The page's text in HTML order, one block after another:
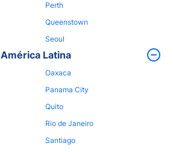
Perth
Queenstown
Seoul
América Latina
Oaxaca
Panama City
Quito
Rio de Janeiro
Santiago